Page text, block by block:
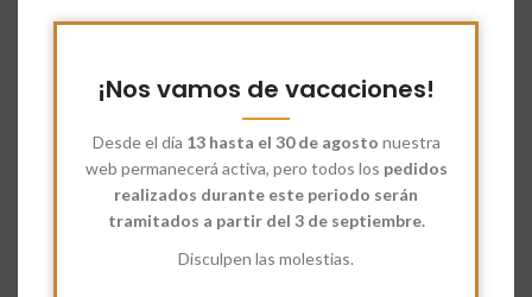
¡Nos vamos de vacaciones!
Desde el día 13 hasta el 30 de agosto nuestra
web permanecerá activa, pero todos los pedidos
realizados durante este periodo serán
tramitados a partir del 3 de septiembre.
Disculpen las molestias.
LosOrejones de Albaricoqueson una de las frutas secas
Además de usarse en muchos postres y recetas,
los beneficios de los orejones de albaricoque para la salud son
sorprendentes;
Son una gran fuente de vitaminas A, B3, y C.
Contiene minerales como hierro, calcio y potasio.